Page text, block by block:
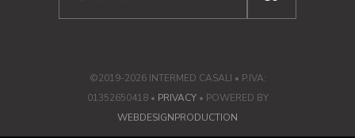
©2019-2026 INTERMED CASALI • P.IVA:
01352650418 • PRIVACY• POWERED BY
WEBDESIGNPRODUCTION